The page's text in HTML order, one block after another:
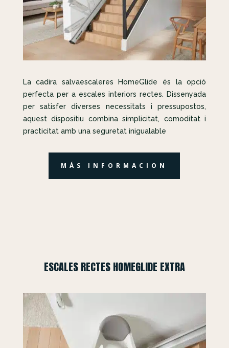
La cadira salvaescaleres HomeGlide és la opció
perfecta per a escales interiors rectes. Dissenyada
per satisfer diverses necessitats i pressupostos,
aquest dispositiu combina simplicitat, comoditat i
practicitat amb una seguretat inigualable
MÁS INFORMACION
ESCALES RECTES HOMEGLIDE EXTRA